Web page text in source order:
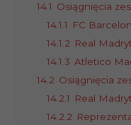
14.1 Osiągnięcia
14.1.1
FC
14.1.2 Real Madryt
14.1.3 Atletico
14.2 Osiągnięcia
14.2.1
Real Madryt
14.2.2